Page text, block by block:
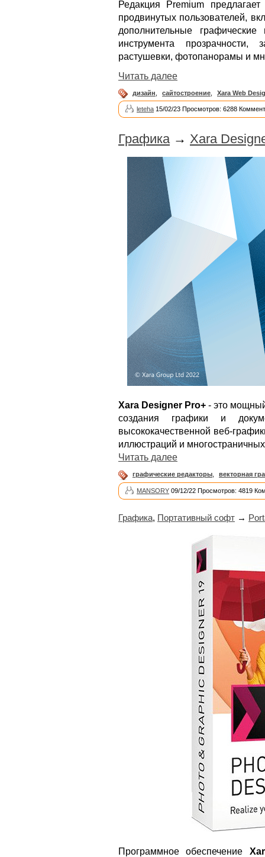
Редакция Premium
продвинутых пользователей,
дополнительные
инструмента прозрачности,
растушевки, фотопанорамы и
Читать далее
дизайн сайтостроение Xara Web
leteha 15/02/23 Просмотров: 6288
Графика→ Xara
Xara Designer Pro+ - это
создания графики и
высококачественной веб-
иллюстраций и
Читать далее
графические редакторы, векторная
MANSORY 09/12/22 Просмотров: 4819
Графика, Портативный софт →
Программное обеспечение